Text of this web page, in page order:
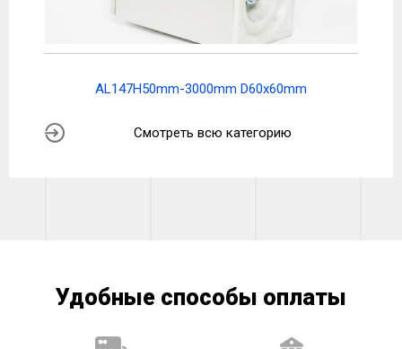
AL147H50mm-3000mm D60x60mm
Смотреть всю категорию
Удобные способы оплаты